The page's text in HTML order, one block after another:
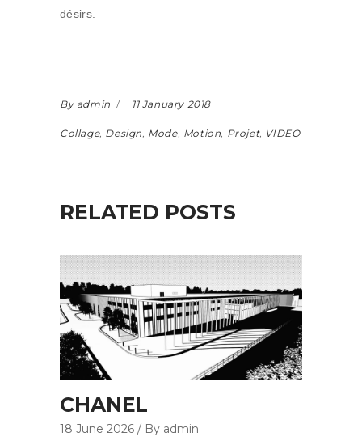
désirs.
By admin 11 January 2018
Collage, Design Mode, Motion Projet, VIDEO
RELATED POSTS
CHANEL
18 June 2026 By admin